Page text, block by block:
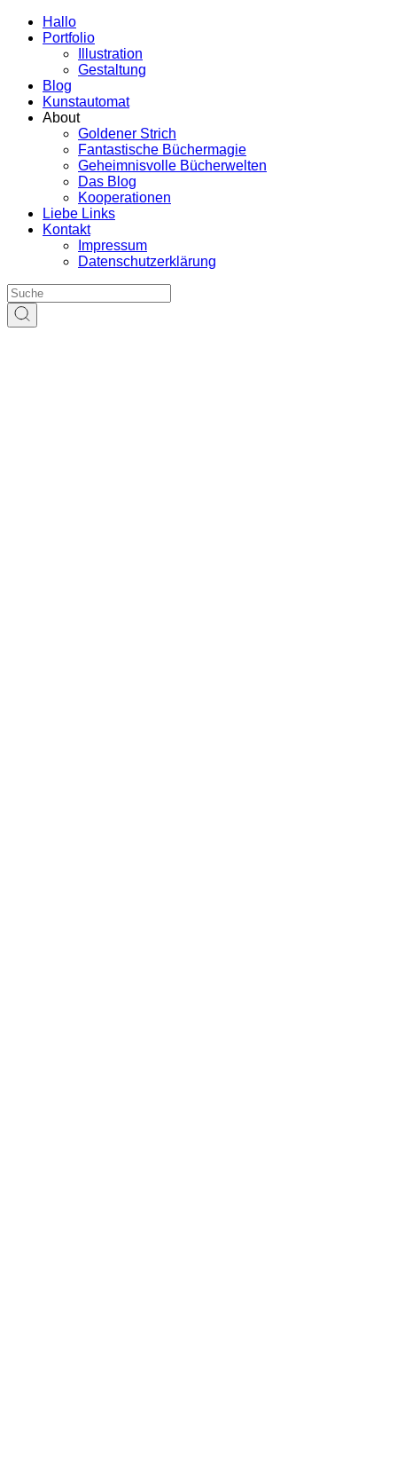
Hallo
Portfolio
Illustration
Gestaltung
Blog
Kunstautomat
About
Goldener Strich
Fantastische Büchermagie
Geheimnisvolle Bücherwelten
Das Blog
Kooperationen
Liebe Links
Kontakt
Impressum
Datenschutzerklärung